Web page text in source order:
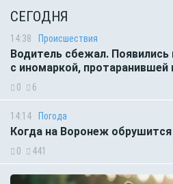
СЕГОДНЯ
14:38 Происшествия
Водитель сбежал.
с иномаркой, протаранившей
0 6
14:14 Погода
Когда на Воронеж
0 441